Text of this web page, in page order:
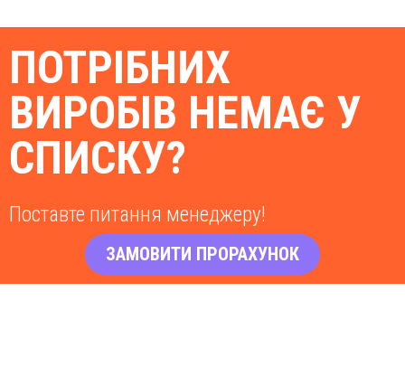
ПОТРІБНИХ
ВИРОБІВ НЕМАЄ У
СПИСКУ?
Поставте питання менеджеру!
ЗАМОВИТИ ПРОРАХУНОК